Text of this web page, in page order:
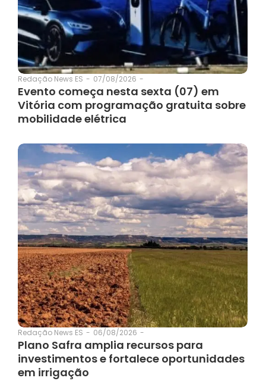
Redação News ES - 07/08/2026 -
Evento começa nesta sexta (07) em
Vitória com programação gratuita sobre
mobilidade elétrica
Redação News ES - 06/08/2026 -
Plano Safra amplia recursos para
investimentos e fortalece oportunidades
em irrigação